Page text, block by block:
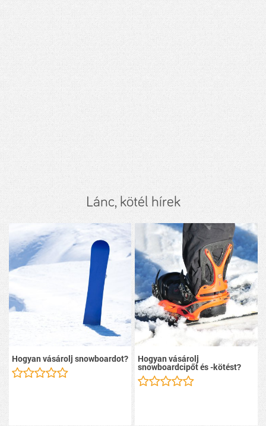
Lánc, kötél hírek
Hogyan vásárolj snowboardot? Hogyan vásárolj
snowboardcipőt és -kötést?